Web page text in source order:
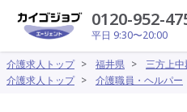
0120-952-
平日 9:30〜20:00
介護求人トップ > 福井県 > 三方上
介護求人トップ > 介護職員・ヘルパー